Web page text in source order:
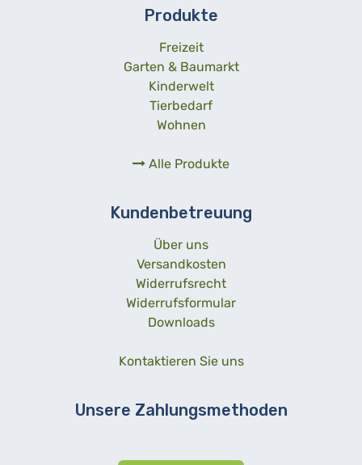
Produkte
Freizeit
Garten & Baumarkt
Kinderwelt
Tierbedarf
Wohnen
Alle Produkte
Kundenbetreuung
Über uns
Versandkosten
Widerrufsrecht
Widerrufsformular
Downloads
Kontaktieren Sie uns
Unsere Zahlungsmethoden